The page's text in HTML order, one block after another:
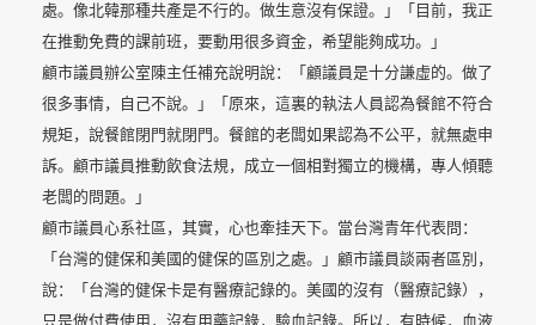
處。像北韓那種共產是不行的。做生意沒有保證。」「目前，我正
在推動免費的課前班，要動用很多資金，希望能夠成功。」
顧市議員辦公室陳主任補充說明說：「顧議員是十分謙虛的。做了
很多事情，自己不說。」「原來，這裏的執法人員認為餐館不符合
規矩，說餐館閉門就閉門。餐館的老闆如果認為不公平，就無處申
訴。顧市議員推動飲食法規，成立一個相對獨立的機構，專人傾聽
老闆的問題。」
顧市議員心系社區，其實，心也牽挂天下。當台灣青年代表問：
「台灣的健保和美國的健保的區別之處。」顧市議員談兩者區別，
說：「台灣的健保卡是有醫療記錄的。美國的沒有（醫療記錄），
只是做付費使用，沒有用藥記錄，驗血記錄。所以，有時候，血液